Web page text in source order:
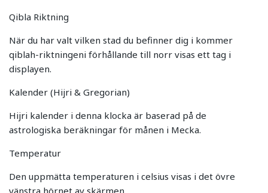
Qibla Riktning
När du har valt vilken stad du befinner dig i kommer
qiblah-riktningeni förhållande till norr visas ett tag i
displayen.
Kalender (Hijri & Gregorian)
Hijri kalender i denna klocka är baserad på de
astrologiska beräkningar för månen i Mecka.
Temperatur
Den uppmätta temperaturen i celsius visas i det övre
vänstra hörnet av skärmen.